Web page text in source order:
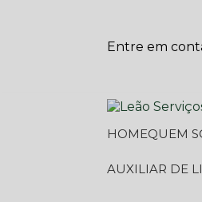
Entre em
HOME
QUEM
AUXILIAR DE